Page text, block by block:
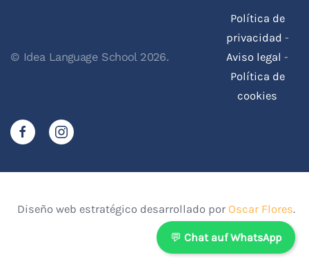
💬 Chat auf WhatsApp
© Idea Language School 2026.
Política de
privacidad -
Aviso legal-
Política de
cookies
Diseño web estratégico desarrollado por Oscar Flores.